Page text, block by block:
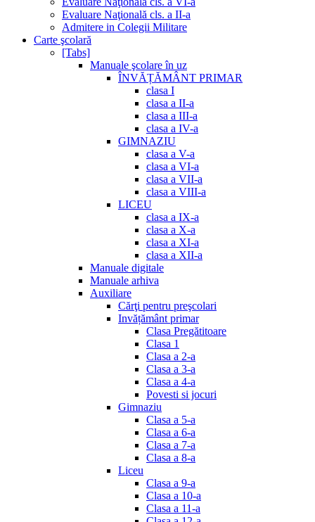
Evaluare Naţională cls. a II-a
Admitere in Colegii Militare
Carte şcolară
[Tabs]
Manuale şcolare în uz
ÎNVĂȚĂMÂNT PRIMAR
clasa I
clasa a II-a
clasa a III-a
clasa a IV-a
GIMNAZIU
clasa a V-a
clasa a VI-a
clasa a VII-a
clasa a VIII-a
LICEU
clasa a IX-a
clasa a X-a
clasa a XI-a
clasa a XII-a
Manuale digitale
Manuale arhiva
Auxiliare
Cărţi pentru preşcolari
Invățământ primar
Clasa Pregătitoare
Clasa 1
Clasa a 2-a
Clasa a 3-a
Clasa a 4-a
Povesti si jocuri
Gimnaziu
Clasa a 5-a
Clasa a 6-a
Clasa a 7-a
Clasa a 8-a
Liceu
Clasa a 9-a
Clasa a 10-a
Clasa a 11-a